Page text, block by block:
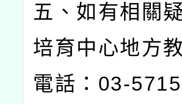
五、如有相關
培育中心地方
電話： 03-